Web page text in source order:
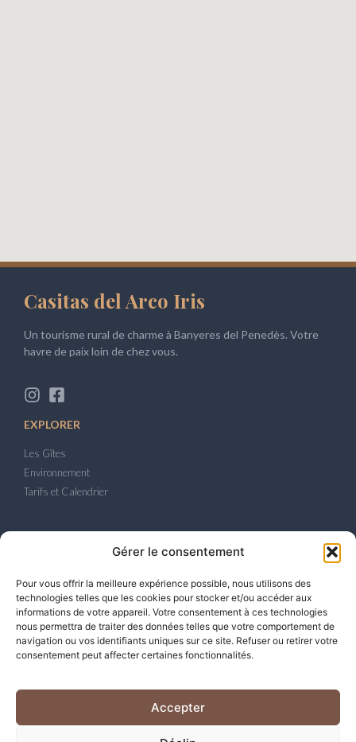
Gérer le consentement
Pour vous offrir la meilleure expérience possible, nous utilisons des
technologies telles que les cookies pour stocker et/ou accéder aux
informations de votre appareil. Votre consentement à ces technologies
nous permettra de traiter des données telles que votre comportement de
navigation ou vos identifiants uniques sur ce site. Refuser ou retirer votre
consentement peut affecter certaines fonctionnalités.
Accepter
Casitas del Arco Iris
Un tourisme rural de charme à Banyeres del Penedès. Votre
havre de paix loin de chez vous.
EXPLORER
Les Gîtes
Environnement
Tarifs et Calendrier
Politique de Cookies
Avis juridique
CONTACT
rural@casitasdelarcoiris.com